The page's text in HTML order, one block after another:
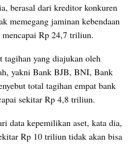
berasal dari kreditor konkuren
memegang jaminan kebendaan
Rp 24,7 triliun.
tagihan yang diajukan oleh
yakni Bank BJB, BNI, Bank
total tagihan empat bank
sekitar Rp 4,8 triliun.
data kepemilikan aset, kata dia,
Rp 10 triliun tidak akan bisa